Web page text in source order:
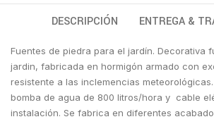
DESCRIPCIÓN ENTREGA &
Fuentes de piedra para el jardín. Decorativa
jardin, fabricada en hormigón armado con
resistente a las inclemencias
bomba de agua de 800 litros/hora y cable
instalación. Se fabrica en diferentes